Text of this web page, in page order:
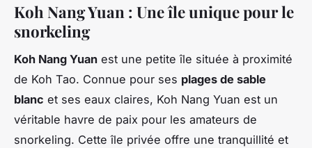
Koh Nang Yuan : Une île unique pour le
snorkeling
Koh Nang Yuan est une petite île située à proximité
de Koh Tao. Connue pour ses plages de sable
blanc et ses eaux claires, Koh Nang Yuan est un
véritable havre de paix pour les amateurs de
snorkeling. Cette île privée offre une tranquillité et